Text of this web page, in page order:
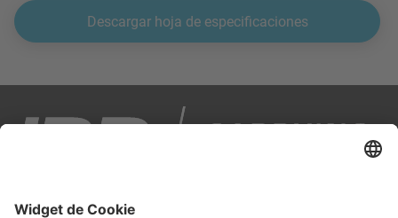
Descargar hoja de especificaciones
IPP es tu socio en logística inteligente y sostenible.